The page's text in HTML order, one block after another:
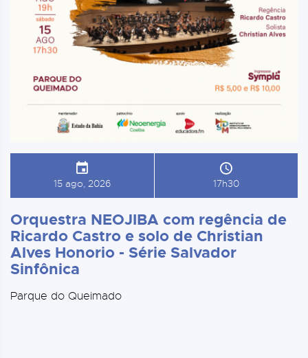
15 ago, 2026 17h30
Orquestra NEOJIBA com regência de
Ricardo Castro e solo de Christian
Alves Honorio - Série Salvador
Sinfônica
Parque do Queimado